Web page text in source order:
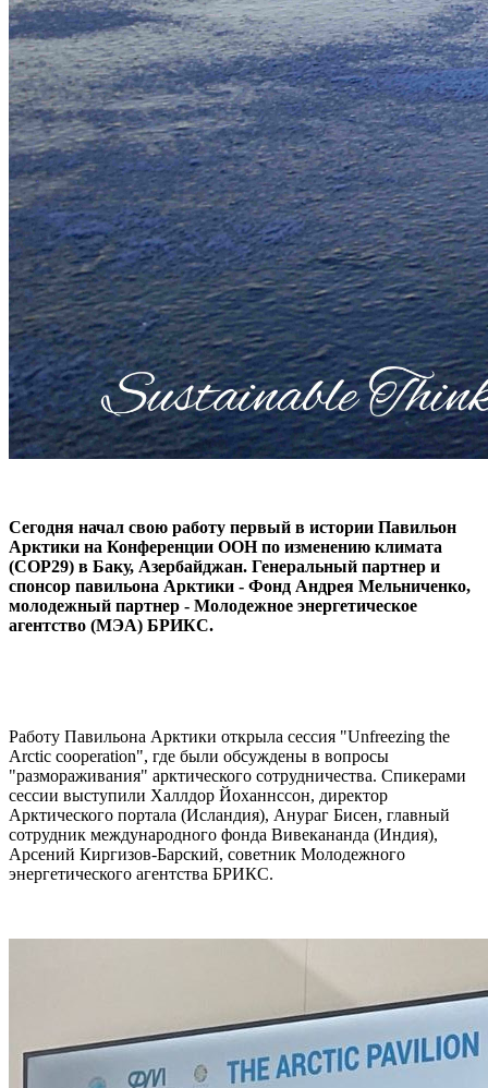
Сегодня начал свою работу первый в истории Павильон
Арктики на Конференции ООН по изменению климата
(COP29) в Баку, Азербайджан. Генеральный партнер и
спонсор павильона Арктики - Фонд Андрея Мельниченко,
молодежный партнер - Молодежное энергетическое
агентство (МЭА) БРИКС.
Работу Павильона Арктики открыла сессия "Unfreezing the
Arctic cooperation", где были обсуждены в вопросы
"размораживания" арктического сотрудничества. Спикерами
сессии выступили Халлдор Йоханнссон, директор
Арктического портала (Исландия), Анураг Бисен, главный
сотрудник международного фонда Вивекананда (Индия),
Арсений Киргизов-Барский, советник Молодежного
энергетического агентства БРИКС.